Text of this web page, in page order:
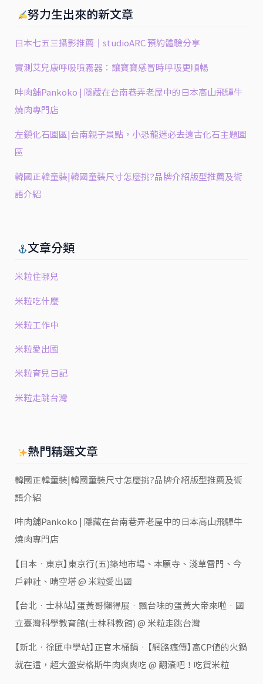
努力生出來的新文章
日本七五三攝影推薦｜studioARC 預約體驗分享
實測艾兒康呼吸噴霧器：讓寶寶感冒時呼吸更順暢
㕩肉舖Pankoko | 隱藏在台南巷弄老屋中的日本高山飛驒牛
燒肉專門店
左鎮化石園區|台南親子景點，小恐龍迷必去遠古化石主題園
區
韓國正韓童裝|韓國童裝尺寸怎麼挑?品牌介紹版型推薦及術
語介紹
文章分類
米粒住哪兒
米粒吃什麼
米粒工作中
米粒愛出國
米粒育兒日記
米粒走跳台灣
熱門精選文章
韓國正韓童裝|韓國童裝尺寸怎麼挑?品牌介紹版型推薦及術
語介紹
㕩肉舖Pankoko | 隱藏在台南巷弄老屋中的日本高山飛驒牛
燒肉專門店
【日本‧東京】東京行(五)築地市場、本願寺、淺草雷門、今
戶神社、晴空塔 @ 米粒愛出國
【台北‧士林站】蛋黃哥懶得展‧飄台味的蛋黃大帝來啦‧國
立臺灣科學教育館(士林科教館) @ 米粒走跳台灣
【新北‧徐匯中學站】正官木桶鍋‧【網路瘋傳】高CP值的火鍋
就在這，超大盤安格斯牛肉爽爽吃 @ 翻滾吧！吃貨米粒